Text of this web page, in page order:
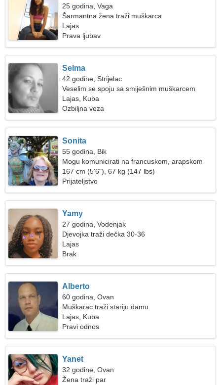
25 godina, Vaga
Šarmantna žena traži muškarca
Lajas
Prava ljubav
Selma
42 godine, Strijelac
Veselim se spoju sa smiješnim muškarcem
Lajas, Kuba
Ozbiljna veza
Sonita
55 godina, Bik
Mogu komunicirati na francuskom, arapskom
167 cm (5'6"), 67 kg (147 lbs)
Prijateljstvo
Yamy
27 godina, Vodenjak
Djevojka traži dečka 30-36
Lajas
Brak
Alberto
60 godina, Ovan
Muškarac traži stariju damu
Lajas, Kuba
Pravi odnos
Yanet
32 godine, Ovan
Žena traži par